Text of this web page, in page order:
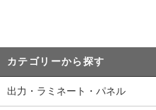
カテゴリーから探す
出力・ラミネート・パネル